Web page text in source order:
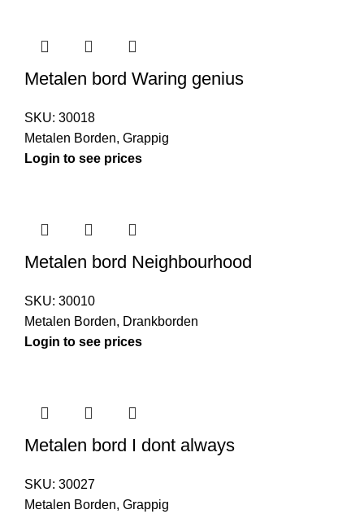
Metalen bord Waring genius
SKU: 30018
Metalen Borden, Grappig
Login to see prices
Metalen bord Neighbourhood
SKU: 30010
Metalen Borden, Drankborden
Login to see prices
Metalen bord I dont always
SKU: 30027
Metalen Borden, Grappig